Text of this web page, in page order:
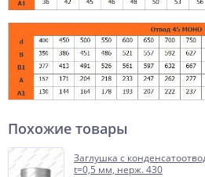
Похожие товары
Заглушка с
t=0,5 мм, нерж. 430